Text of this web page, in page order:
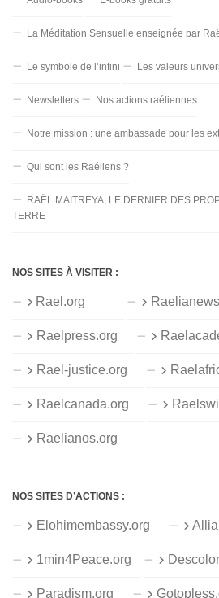
La Méditation Sensuelle enseignée par
Le symbole de l’infini Les valeurs
Newsletters Nos actions raéliennes
Notre mission : une ambassade pour les
Qui sont les Raéliens ?
RAËL MAITREYA, LE DERNIER DES
TERRE
NOS SITES À VISITER :
Rael.org
Raelpress.org
Rael-justice.org
Raelcanada.org
Raelianos.org
NOS SITES D’ACTIONS :
Elohimembassy.org
1min4Peace.org
Paradism.org